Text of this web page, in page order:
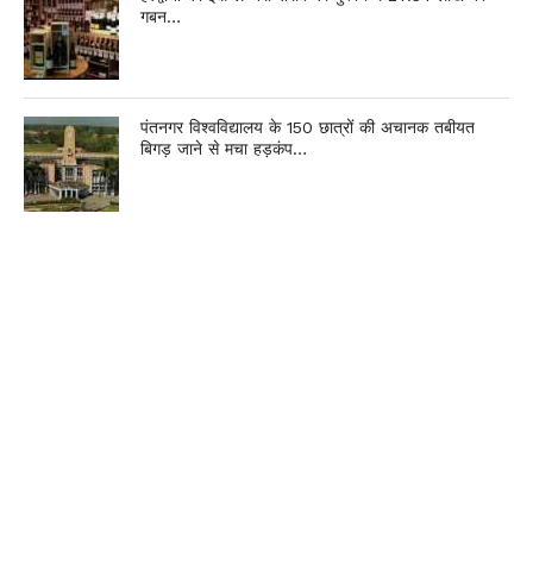
गबन…
पंतनगर विश्वविद्यालय के 150 छात्रों की अचानक तबीयत
बिगड़ जाने से मचा हड़कंप…